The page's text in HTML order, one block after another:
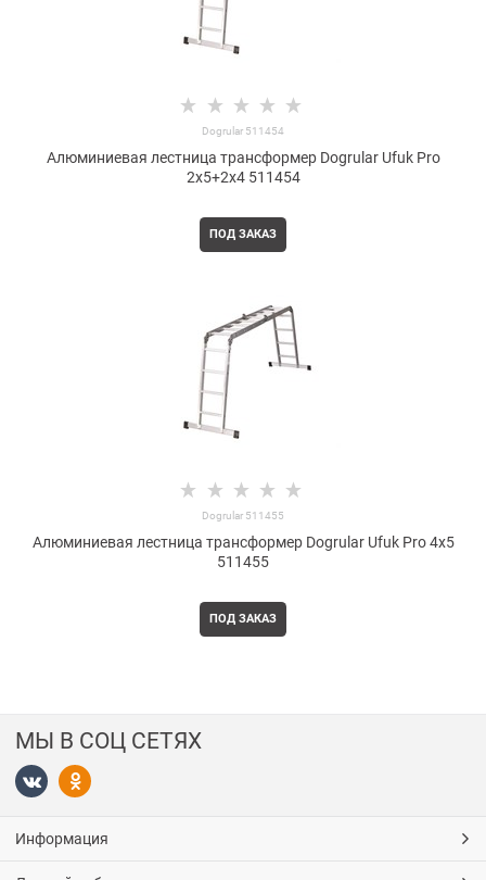
Dogrular 511454
Алюминиевая лестница трансформер Dogrular Ufuk Pro
2x5+2x4 511454
ПОД ЗАКАЗ
Dogrular 511455
Алюминиевая лестница трансформер Dogrular Ufuk Pro 4x5
511455
ПОД ЗАКАЗ
МЫ В СОЦ СЕТЯХ
Информация